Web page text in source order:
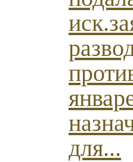
для...